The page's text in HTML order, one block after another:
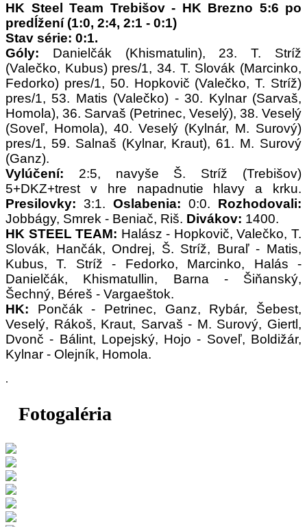
HK Steel Team Trebišov - HK Brezno 5:6 po
predĺžení (1:0, 2:4, 2:1 - 0:1)
Stav série: 0:1.
Góly: Danielčák (Khismatulin), 23. T. Stríž
(Valečko, Kubus) pres/1, 34. T. Slovák (Marcinko,
Fedorko) pres/1, 50. Hopkovič (Valečko, T. Stríž)
pres/1, 53. Matis (Valečko) - 30. Kylnar (Sarvaš,
Homola), 36. Sarvaš (Petrinec, Veselý), 38. Veselý
(Soveľ, Homola), 40. Veselý (Kylnár, M. Surový)
pres/1, 59. Salnaš (Kylnar, Kraut), 61. M. Surový
(Ganz).
Vylúčení: 2:5, navyše Š. Stríž (Trebišov)
5+DKZ+trest v hre napadnutie hlavy a krku.
Presilovky: 3:1. Oslabenia: 0:0. Rozhodovali:
Jobbágy, Smrek - Beniač, Riš. Divákov: 1400.
HK STEEL TEAM: Halász - Hopkovič, Valečko, T.
Slovák, Hančák, Ondrej, Š. Stríž, Buraľ - Matis,
Kubus, T. Stríž - Fedorko, Marcinko, Halás -
Danielčák, Khismatullin, Barna - Šiňanský,
Šechný, Béreš - Vargaeštok.
HK: Pončák - Petrinec, Ganz, Rybár, Šebest,
Veselý, Rákoš, Kraut, Sarvaš - M. Surový, Giertl,
Dvonč - Bálint, Lopejský, Hojo - Soveľ, Boldižár,
Kylnar - Olejník, Homola.
.
Fotogaléria